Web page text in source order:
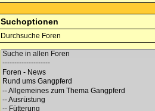
Suchoptionen
Durchsuche Foren